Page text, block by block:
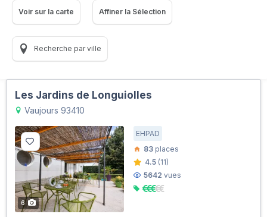
Voir sur la carte Affiner la Sélection
Recherche par ville
Les Jardins de Longuiolles
Vaujours 93410
6
EHPAD
83 places
4.5 (11)
5642 vues